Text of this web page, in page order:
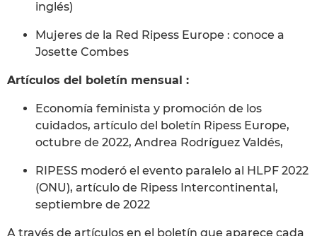
inglés)
Mujeres de la Red Ripess Europe : conoce a
Josette Combes
Artículos del boletín mensual :
Economía feminista y promoción de los
cuidados, artículo del boletín Ripess Europe,
octubre de 2022, Andrea Rodríguez Valdés,
RIPESS moderó el evento paralelo al HLPF 2022
(ONU), artículo de Ripess Intercontinental,
septiembre de 2022
A través de artículos en el boletín que aparece cada